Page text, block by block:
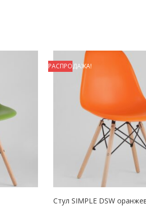
РАСПРОДАЖА!
Стул SIMPLE DSW
В КОРЗИНУ